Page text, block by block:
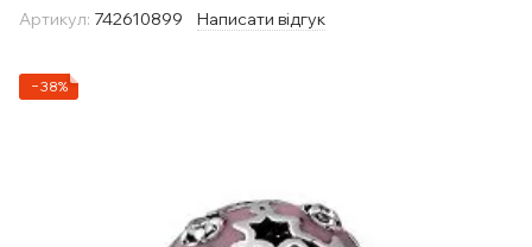
Артикул: 742610899 Написати відгук
−38%